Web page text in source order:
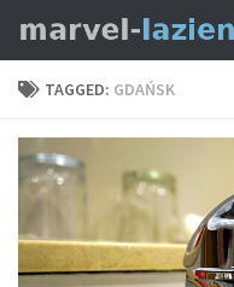
TAGGED: GDAŃSK